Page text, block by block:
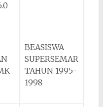
BEASISWA
SUPERSEMAR
TAHUN 1995-
1998